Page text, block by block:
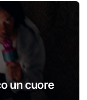
un cuore